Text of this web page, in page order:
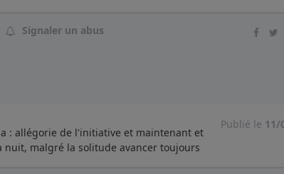
Signaler un abus
Publié le 11/
: allégorie de l'initiative et maintenant et
nuit, malgré la solitude avancer toujours